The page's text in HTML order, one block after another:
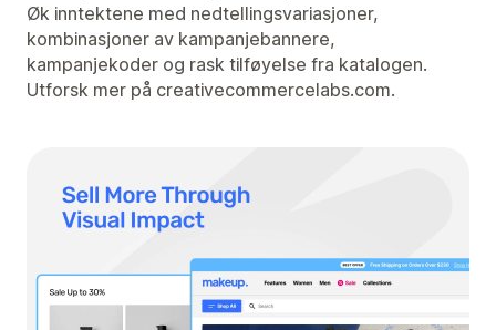
Øk inntektene med nedtellingsvariasjoner,
kombinasjoner av kampanjebannere,
kampanjekoder og rask tilføyelse fra katalogen.
Utforsk mer på creativecommercelabs.com.